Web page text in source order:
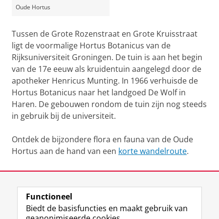
Oude Hortus
Tussen de Grote Rozenstraat en Grote Kruisstraat
ligt de voormalige Hortus Botanicus van de
Rijksuniversiteit Groningen. De tuin is aan het begin
van de 17e eeuw als kruidentuin aangelegd door de
apotheker Henricus Munting. In 1966 verhuisde de
Hortus Botanicus naar het landgoed De Wolf in
Haren. De gebouwen rondom de tuin zijn nog steeds
in gebruik bij de universiteit.
Ontdek de bijzondere flora en fauna van de Oude
Hortus aan de hand van een korte wandelroute.
View this page in:English
Functioneel
Biedt de basisfuncties en maakt gebruik van